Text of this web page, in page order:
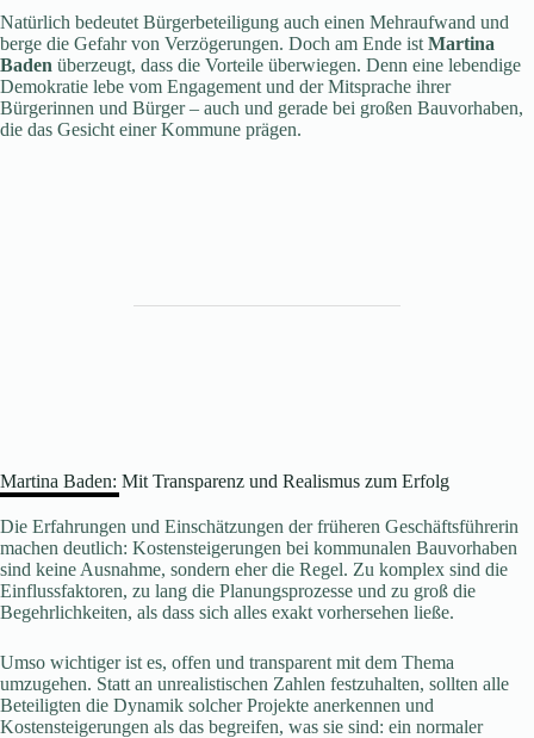
Natürlich bedeutet Bürgerbeteiligung auch einen Mehraufwand und
berge die Gefahr von Verzögerungen. Doch am Ende ist Martina
Baden überzeugt, dass die Vorteile überwiegen. Denn eine lebendige
Demokratie lebe vom Engagement und der Mitsprache ihrer
Bürgerinnen und Bürger – auch und gerade bei großen Bauvorhaben,
die das Gesicht einer Kommune prägen.
Martina Baden: Mit Transparenz und Realismus zum Erfolg
Die Erfahrungen und Einschätzungen der früheren Geschäftsführerin
machen deutlich: Kostensteigerungen bei kommunalen Bauvorhaben
sind keine Ausnahme, sondern eher die Regel. Zu komplex sind die
Einflussfaktoren, zu lang die Planungsprozesse und zu groß die
Begehrlichkeiten, als dass sich alles exakt vorhersehen ließe.
Umso wichtiger ist es, offen und transparent mit dem Thema
umzugehen. Statt an unrealistischen Zahlen festzuhalten, sollten alle
Beteiligten die Dynamik solcher Projekte anerkennen und
Kostensteigerungen als das begreifen, was sie sind: ein normaler